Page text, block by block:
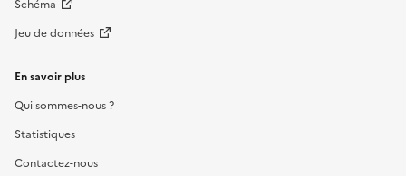
Schéma
Jeu de données
En savoir plus
Qui sommes-nous ?
Statistiques
Contactez-nous